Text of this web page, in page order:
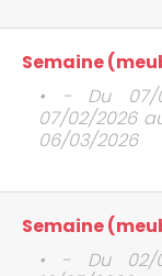
Semaine
• - Du 07/
07/02/2026
06/03/2026
Semaine
• - Du 02/